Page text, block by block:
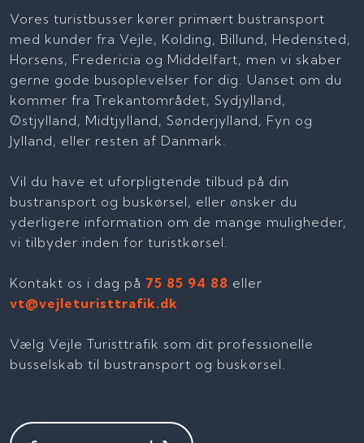
Vores turistbusser kører primært bustransport
med kunder fra Vejle, Kolding, Billund, Hedensted,
Horsens, Fredericia og Middelfart, men vi skaber
gerne gode busoplevelser for dig. Uanset om du
kommer fra Trekantområdet, Sydjylland,
Østjylland, Midtjylland, Sønderjylland, Fyn og
Jylland, eller resten af Danmark.
Vil du have et uforpligtende tilbud på din
bustransport og buskørsel, eller ønsker du
yderligere information om de mange muligheder,
vi tilbyder inden for turistkørsel.
Kontakt os i dag på 75 85 94 88 eller
vt@vejleturisttrafik.dk
Vælg Vejle Turisttrafik som dit professionelle
busselskab til bustransport og buskørsel.